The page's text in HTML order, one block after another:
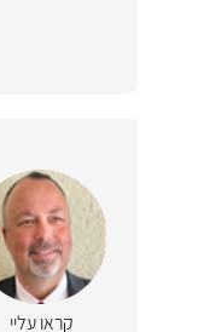
קראו עליי